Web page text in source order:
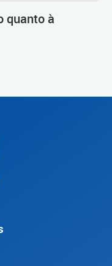
quanto à